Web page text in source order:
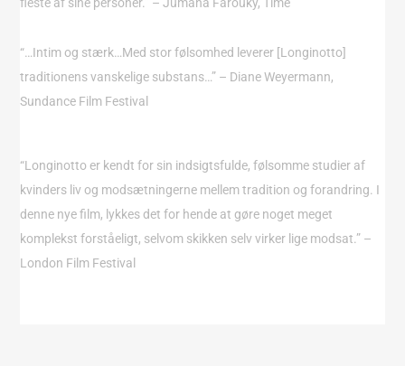
“…Intim og stærk…Med stor følsomhed leverer [Longinotto]
traditionens vanskelige substans…” – Diane Weyermann,
Sundance Film Festival
“Longinotto er kendt for sin indsigtsfulde, følsomme studier af
kvinders liv og modsætningerne mellem tradition og forandring. I
denne nye film, lykkes det for hende at gøre noget meget
komplekst forståeligt, selvom skikken selv virker lige modsat.” –
London Film Festival